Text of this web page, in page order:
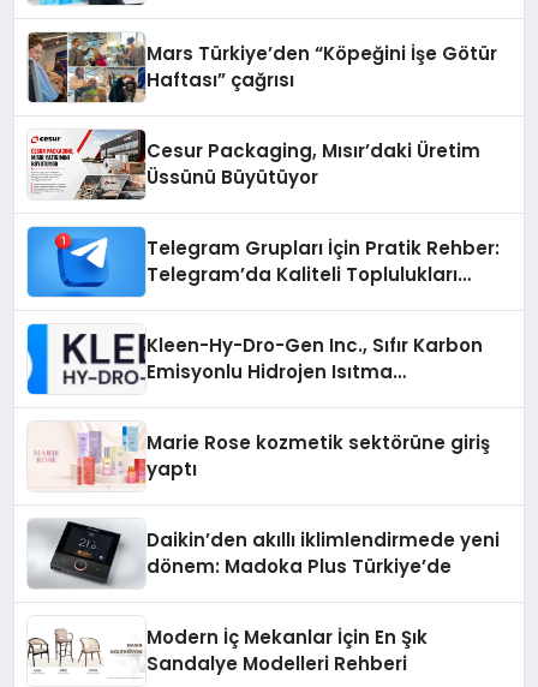
Mars Türkiye’den “Köpeğini İşe Götür
Haftası” çağrısı
Cesur Packaging, Mısır’daki Üretim
Üssünü Büyütüyor
Telegram Grupları İçin Pratik Rehber:
Telegram’da Kaliteli Toplulukları
Kleen-Hy-Dro-Gen Inc., Sıfır Karbon
Emisyonlu Hidrojen Isıtma
Marie Rose kozmetik sektörüne giriş
yaptı
Daikin’den akıllı iklimlendirmede yeni
dönem: Madoka Plus Türkiye’de
Modern İç Mekanlar İçin En Şık
Sandalye Modelleri Rehberi